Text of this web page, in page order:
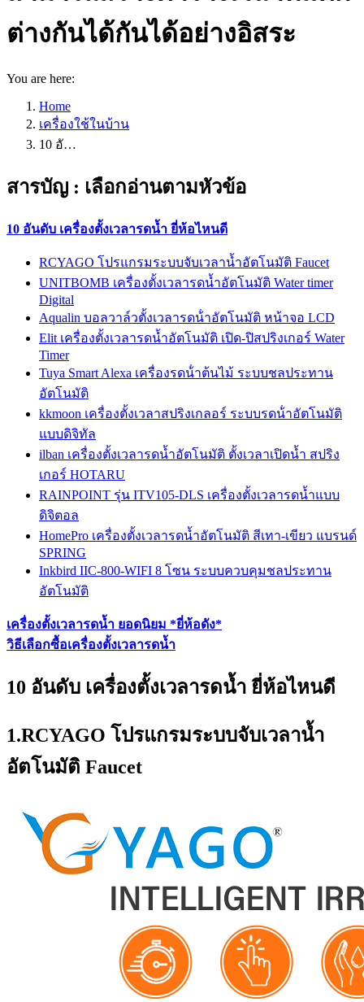
ต่างกันได้กันได้อย่างอิสระ
You are here:
Home
เครื่องใช้ในบ้าน
10 อั…
สารบัญ : เลือกอ่านตามหัวข้อ
10 อันดับ เครื่องตั้งเวลารดน้ำ ยี่ห้อไหนดี
RCYAGO โปรแกรมระบบจับเวลาน้ำอัตโนมัติ Faucet
UNITBOMB เครื่องตั้งเวลารดน้ำอัตโนมัติ Water timer
Digital
Aqualin บอลวาล์วตั้งเวลารดน้ําอัตโนมัติ หน้าจอ LCD
Elit เครื่องตั้งเวลารดน้ำอัตโนมัติ เปิด-ปิสปริงเกอร์ Water
Timer
Tuya Smart Alexa เครื่องรดน้ําต้นไม้ ระบบชลประทาน
อัตโนมัติ
kkmoon เครื่องตั้งเวลาสปริงเกลอร์ ระบบรดน้ําอัตโนมัติ
แบบดิจิทัล
ilban เครื่องตั้งเวลารดน้ำอัตโนมัติ ตั้งเวลาเปิดน้ำ สปริง
เกอร์ HOTARU
RAINPOINT รุ่น ITV105-DLS เครื่องตั้งเวลารดน้ำแบบ
ดิจิตอล
HomePro เครื่องตั้งเวลารดน้ำอัตโนมัติ สีเทา-เขียว แบรนด์
SPRING
Inkbird IIC-800-WIFI 8 โซน ระบบควบคุมชลประทาน
อัตโนมัติ
เครื่องตั้งเวลารดน้ำ ยอดนิยม *ยี่ห้อดัง*
วิธีเลือกซื้อเครื่องตั้งเวลารดน้ำ
10 อันดับ เครื่องตั้งเวลารดน้ำ ยี่ห้อไหนดี
1.RCYAGO โปรแกรมระบบจับเวลาน้ำ
อัตโนมัติ Faucet